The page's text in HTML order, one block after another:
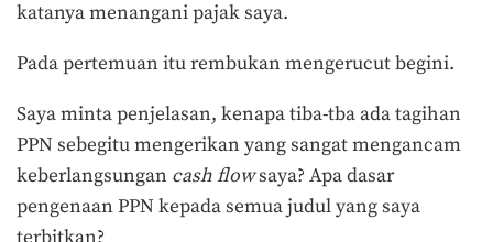
katanya menangani pajak saya.
Pada pertemuan itu rembukan mengerucut begini.
Saya minta penjelasan, kenapa tiba-tba ada tagihan
PPN sebegitu mengerikan yang sangat mengancam
keberlangsungan cash flowsaya? Apa dasar
pengenaan PPN kepada semua judul yang saya